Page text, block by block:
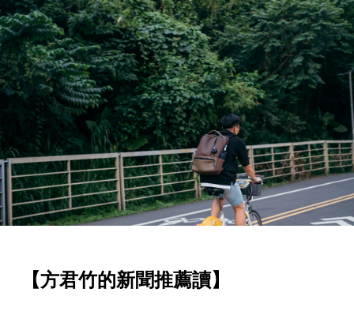
【方君竹的新聞推薦讀】